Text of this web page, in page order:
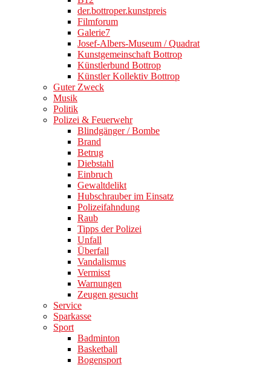
der.bottroper.kunstpreis
Filmforum
Galerie7
Josef-Albers-Museum / Quadrat
Kunstgemeinschaft Bottrop
Künstlerbund Bottrop
Künstler Kollektiv Bottrop
Guter Zweck
Musik
Politik
Polizei & Feuerwehr
Blindgänger / Bombe
Brand
Betrug
Diebstahl
Einbruch
Gewaltdelikt
Hubschrauber im Einsatz
Polizeifahndung
Raub
Tipps der Polizei
Unfall
Überfall
Vandalismus
Vermisst
Warnungen
Zeugen gesucht
Service
Sparkasse
Sport
Badminton
Basketball
Bogensport